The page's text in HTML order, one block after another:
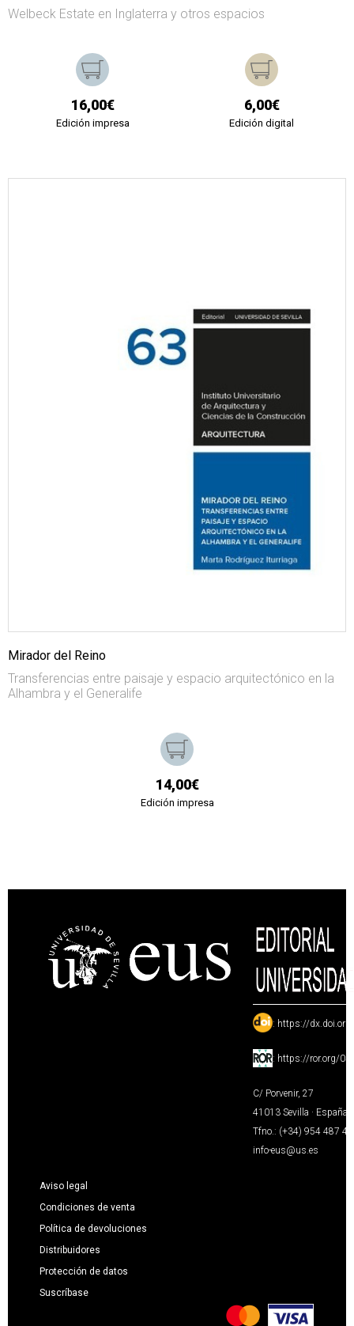
Welbeck Estate en Inglaterra y otros espacios
16,00€
Edición impresa
6,00€
Edición digital
Mirador del Reino
Transferencias entre paisaje y espacio arquitectónico en la
Alhambra y el Generalife
14,00€
Edición impresa
: https://
: https://ror.org/
C/ Porvenir, 27
41013 Sevilla · España
Tfno.: (+34) 954 487
info-eus@us.es
Aviso legal
Condiciones de venta
Política de devoluciones
Distribuidores
Protección de datos
Suscríbase